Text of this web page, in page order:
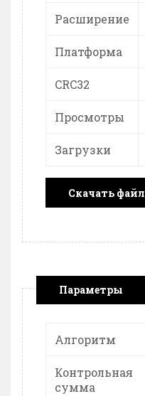
Расширение
Платформа
CRC32
Просмотры
Загрузки
Скачать файл
Параметры
Алгоритм
Контрольная
сумма